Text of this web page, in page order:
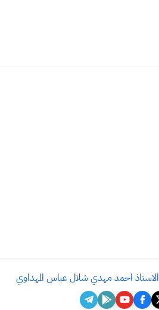
الاستاذ احمد مهدي شلال عباس المهداوي